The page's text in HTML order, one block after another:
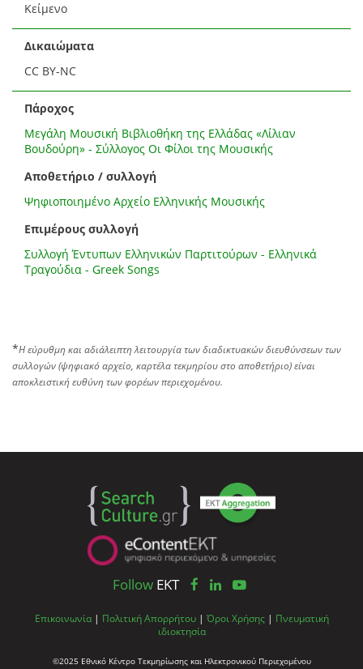
Κείμενο
Δικαιώματα
CC BY-NC
Πάροχος
Μεγάλη Μουσική Βιβλιοθήκη της Ελλάδας «Λίλιαν
Βουδούρη» - Σύλλογος Οι Φίλοι της Μουσικής
Αποθετήριο / συλλογή
Ψηφιοποιημένο Αρχείο Ελληνικής Μουσικής
Επιμέρους συλλογή
Συλλογή Έντυπων Ελληνικών Παρτιτούρων - Ελληνικά
Τραγούδια - Greek Songs
*Η εύρυθμη και αδιάλειπτη λειτουργία των διαδικτυακών διευθύνσεων των
συλλογών (ψηφιακό αρχείο, καρτέλα τεκμηρίου στο αποθετήριο) είναι
αποκλειστική ευθύνη των φορέων περιεχομένου.
Follow EKT
Επικοινωνία | Πολιτική Απορρήτου | Όροι Χρήσης | Πνευματική
ιδιοκτησία
©2025 Εθνικό Κέντρο Τεκμηρίωσης και Ηλεκτρονικού Περιεχομένου